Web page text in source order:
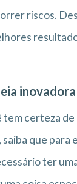
riscos.
inovadora
certeza de
que para
ter